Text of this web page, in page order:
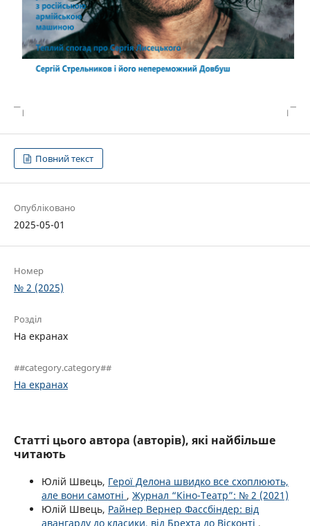
Повний текст
Опубліковано
2025-05-01
Номер
№ 2 (2025)
Розділ
На екранах
##category.category##
На екранах
Статті цього автора (авторів), які найбільше
читають
Юлій Швець, Герої Делона швидко все схоплюють,
але вони самотні , Журнал “Кіно-Театр”: № 2 (2021)
Юлій Швець, Райнер Вернер Фассбіндер: від
авангарду до класики, від Брехта до Вісконті ,